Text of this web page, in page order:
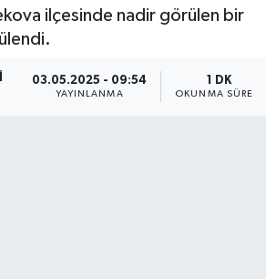
ilçesinde nadir görülen bir
03.05.2025 - 09:54
YAYINLANMA
1 DK
OKUNMA SÜRESI